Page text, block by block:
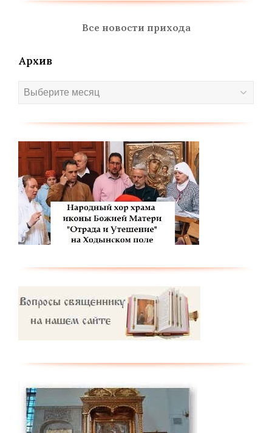
Все новости прихода
Архив
Архив